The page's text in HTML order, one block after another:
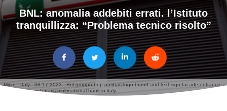
Milan , Italy - 08 17 2023 : Bnl gruppo bnp paribas logo brand and text sign facade entrance
agency of french paris multinational bank in italy
BNL: anomalia addebiti errati. l’Istituto
tranquillizza: “Problema tecnico risolto”